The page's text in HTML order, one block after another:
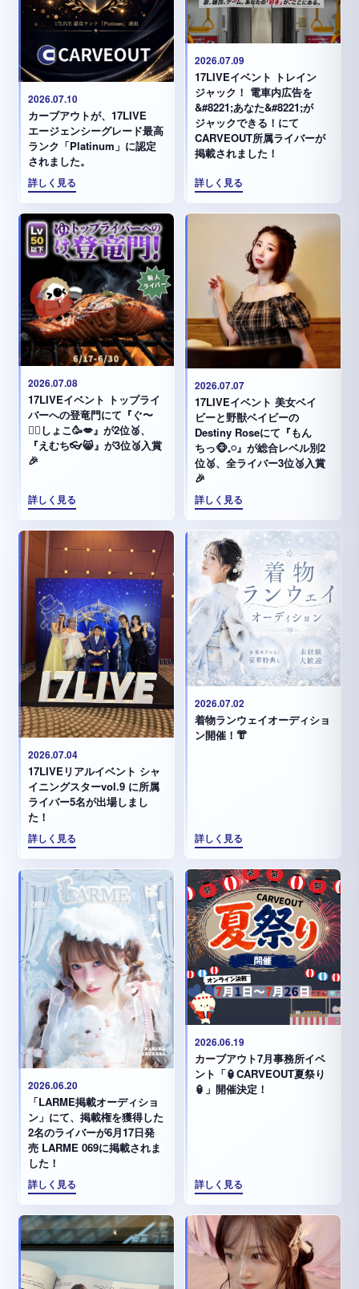
2026.07.10
カーブアウトが、17LIVE
エージェンシーグレード最高
ランク「Platinum」に認定
されました。
詳しく見る
2026.07.09
17LIVEイベント トレイン
ジャック！ 電車内広告を
&#8221;あなた&#8221;が
ジャックできる！にて
CARVEOUT所属ライバーが
掲載されました！
詳しく見る
2026.07.08
17LIVEイベント トップライ
バーへの登竜門にて『ぐ〜
✊🏻‪しょこ🥳💋』が2位🥈、
『えむち👓😸』が3位🥉入賞
🎉
詳しく見る
2026.07.07
17LIVEイベント 美女ベイ
ビーと野獣ベイビーの
Destiny Roseにて『もん
ちっ🐵𓈒𓏸︎︎︎︎』が総合レベル別2
位🥈、全ライバー3位🥉入賞
🎉
詳しく見る
2026.07.04
17LIVEリアルイベント シャ
イニングスターvol.9 に所属
ライバー5名が出場しまし
た！
詳しく見る
2026.07.02
着物ランウェイオーディショ
ン開催！👘
詳しく見る
2026.06.20
「LARME掲載オーディショ
ン」にて、掲載権を獲得した
2名のライバーが6月17日発
売 LARME 069に掲載されま
した！
詳しく見る
2026.06.19
カーブアウト7月事務所イベ
ント「🏮CARVEOUT夏祭り
🏮」開催決定！
詳しく見る